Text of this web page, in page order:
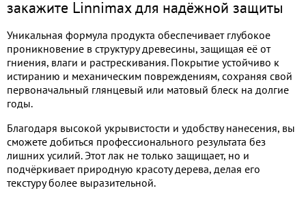
закажите Linnimax для надёжной защиты
Уникальная формула продукта обеспечивает глубокое
проникновение в структуру древесины, защищая её от
гниения, влаги и растрескивания. Покрытие устойчиво к
истиранию и механическим повреждениям, сохраняя свой
первоначальный глянцевый или матовый блеск на долгие
годы.
Благодаря высокой укрывистости и удобству нанесения, вы
сможете добиться профессионального результата без
лишних усилий. Этот лак не только защищает, но и
подчёркивает природную красоту дерева, делая его
текстуру более выразительной.